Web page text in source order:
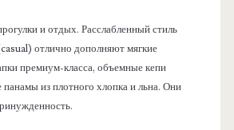
и отдых. Расслабленный стиль
отлично дополняют мягкие
премиум-класса, объемные кепи
панамы из плотного хлопка и льна. Они